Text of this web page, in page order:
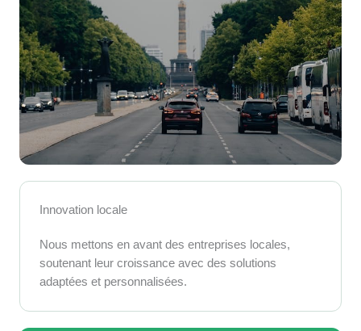
Innovation locale
Nous mettons en avant des entreprises locales,
soutenant leur croissance avec des solutions
adaptées et personnalisées.